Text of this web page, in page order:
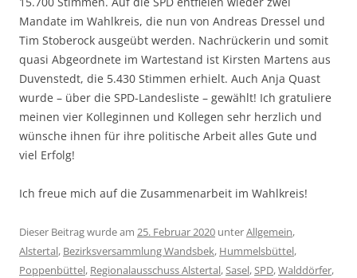
Mandate im Wahlkreis, die nun von Andreas Dressel und
Tim Stoberock ausgeübt werden. Nachrückerin und somit
quasi Abgeordnete im Wartestand ist Kirsten Martens aus
Duvenstedt, die 5.430 Stimmen erhielt. Auch Anja Quast
wurde – über die SPD-Landesliste – gewählt! Ich gratuliere
meinen vier Kolleginnen und Kollegen sehr herzlich und
wünsche ihnen für ihre politische Arbeit alles Gute und
viel Erfolg!
Ich freue mich auf die Zusammenarbeit im Wahlkreis!
Dieser Beitrag wurde am 25. Februar 2020 unterAllgemein,
Alstertal, Bezirksversammlung Wandsbek, Hummelsbüttel,
Poppenbüttel, Regionalausschuss Alstertal,Sasel,SPD,Walddörfer,